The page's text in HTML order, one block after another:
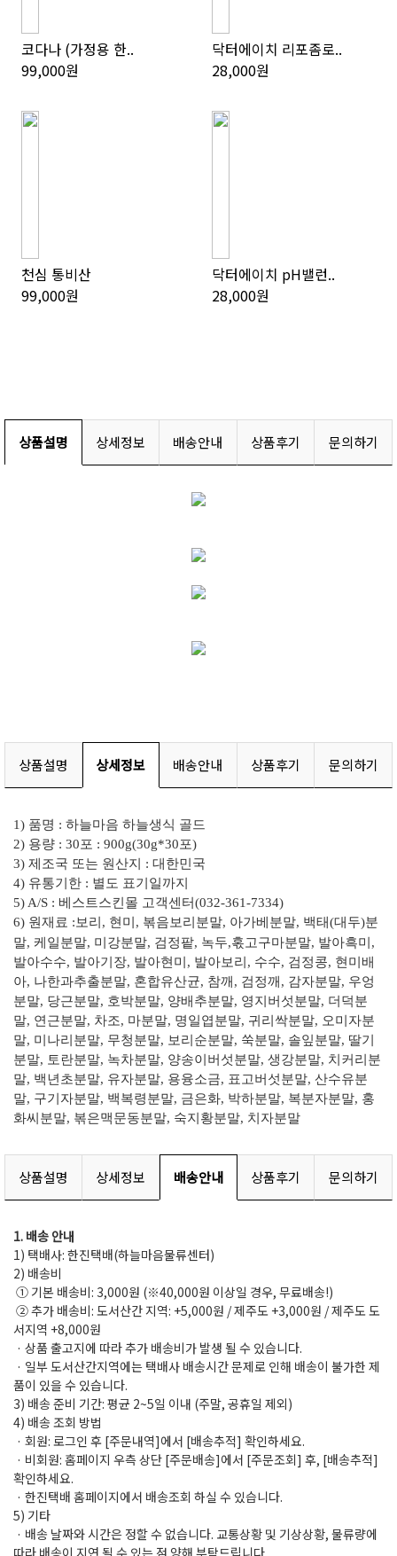
코다나 (가정용 한..
99,000원
닥터에이치 리포좀로..
28,000원
천심 통비산
99,000원
닥터에이치 pH밸런..
28,000원
상품설명 상세정보 배송안내 상품후기 문의하기
상품설명 상세정보 배송안내 상품후기 문의하기
1) 품명 : 하늘마음 하늘생식 골드
2) 용량 : 30포 : 900g(30g*30포)
3) 제조국 또는 원산지 : 대한민국
4) 유통기한 : 별도 표기일까지
5) A/S : 베스트스킨몰 고객센터(032-361-7334)
6) 원재료 :보리, 현미, 볶음보리분말, 아가베분말, 백태(대두)분
말, 케일분말, 미강분말, 검정팥, 녹두,혻고구마분말, 발아흑미,
발아수수, 발아기장, 발아현미, 발아보리, 수수, 검정콩, 현미배
아, 나한과추출분말, 혼합유산균, 참깨, 검정깨, 감자분말, 우엉
분말, 당근분말, 호박분말, 양배추분말, 영지버섯분말, 더덕분
말, 연근분말, 차조, 마분말, 명일엽분말, 귀리싹분말, 오미자분
말, 미나리분말, 무청분말, 보리순분말, 쑥분말, 솔잎분말, 딸기
분말, 토란분말, 녹차분말, 양송이버섯분말, 생강분말, 치커리분
말, 백년초분말, 유자분말, 용융소금, 표고버섯분말, 산수유분
말, 구기자분말, 백복령분말, 금은화, 박하분말, 복분자분말, 홍
화씨분말, 볶은맥문동분말, 숙지황분말, 치자분말
상품설명 상세정보 배송안내 상품후기 문의하기
1. 배송 안내
1) 택배사: 한진택배(하늘마음물류센터)
2) 배송비
① 기본 배송비: 3,000원 (※40,000원 이상일 경우, 무료배송!)
② 추가 배송비: 도서산간 지역: +5,000원 / 제주도 +3,000원 / 제주도 도
서지역 +8,000원
· 상품 출고지에 따라 추가 배송비가 발생 될 수 있습니다.
· 일부 도서산간지역에는 택배사 배송시간 문제로 인해 배송이 불가한 제
품이 있을 수 있습니다.
3) 배송 준비 기간: 평균 2~5일 이내 (주말, 공휴일 제외)
4) 배송 조회 방법
· 회원: 로그인 후 [주문내역]에서 [배송추적] 확인하세요.
· 비회원: 홈페이지 우측 상단 [주문배송]에서 [주문조회] 후, [배송추적]
확인하세요.
· 한진택배 홈페이지에서 배송조회 하실 수 있습니다.
5) 기타
· 배송 날짜와 시간은 정할 수 없습니다. 교통상황 및 기상상황, 물류량에